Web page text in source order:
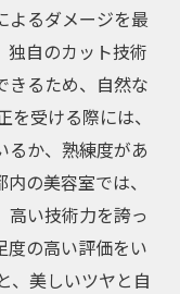
よるダメージを最
独自のカット技術
きるため、自然な
受ける際には、
るか、熟練度があ
の美容室では、
高い技術力を誇っ
度の高い評価をい
、美しいツヤと自